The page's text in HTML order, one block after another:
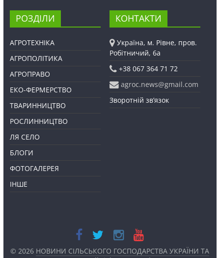
РОЗДІЛИ
АГРОТЕХНІКА
АГРОПОЛІТИКА
АГРОПРАВО
ЕКО-ФЕРМЕРСТВО
ТВАРИННИЦТВО
РОСЛИННИЦТВО
ЛЯ СЕЛО
БЛОГИ
ФОТОГАЛЕРЕЯ
ІНШЕ
КОНТАКТИ
Україна, м. Рівне, пров.
Робітничий, 6а
+38 067 364 71 72
agroc.news@gmail.com
Зворотній зв’язок
© 2026 НОВИНИ СІЛЬСЬКОГО ГОСПОДАРСТВА УКРАЇНИ ТА